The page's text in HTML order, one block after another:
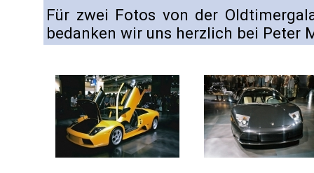
Für zwei Fotos von der
bedanken wir uns herzlich bei Peter